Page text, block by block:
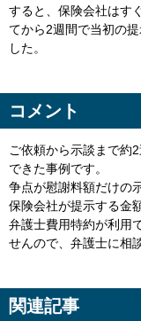
すると、保険会社はす
てから2週間で当初の
した。
コメント
ご依頼から示談まで約
できた事例です。
争点が慰謝料額だけの
保険会社が提示する金
弁護士費用特約が利用
せんので、弁護士に相
関連記事